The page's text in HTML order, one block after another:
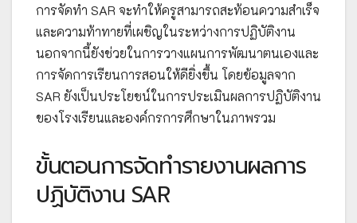
การจัดทำ SAR จะทำให้ครูสามารถสะท้อนความสำเร็จ
และความท้าทายที่เผชิญในระหว่างการปฏิบัติงาน
นอกจากนี้ยังช่วยในการวางแผนการพัฒนาตนเองและ
การจัดการเรียนการสอนให้ดียิ่งขึ้น โดยข้อมูลจาก
SAR ยังเป็นประโยชน์ในการประเมินผลการปฏิบัติงาน
ของโรงเรียนและองค์กรการศึกษาในภาพรวม
ขั้นตอนการจัดทำรายงานผลการ
ปฏิบัติงาน SAR